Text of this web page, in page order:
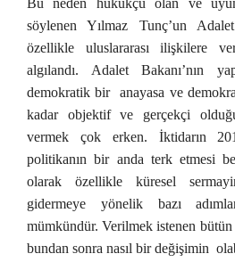
Bu neden hukukçu olan ve
söylenen Yılmaz Tunç’un Adalet
özellikle uluslararası ilişkilere
algılandı. Adalet Bakanı’nın
demokratik bir anayasa ve
kadar objektif ve gerçekçi
vermek çok erken. İktidarın
politikanın bir anda terk etmesi
olarak özellikle küresel
gidermeye yönelik bazı
mümkündür. Verilmek istenen
bundan sonra nasıl bir değişimin